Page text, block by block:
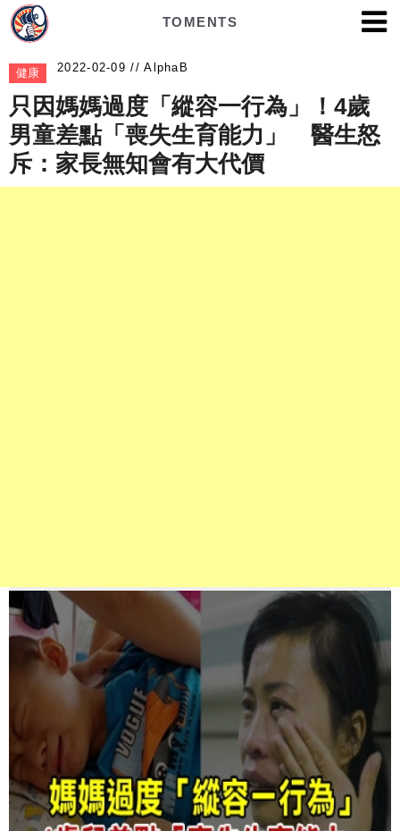
TOMENTS
健康 AlphaB
只因媽媽過度「縱容一行為」！4歲
男童差點「喪失生育能力」 醫生怒
斥：家長無知會有大代價